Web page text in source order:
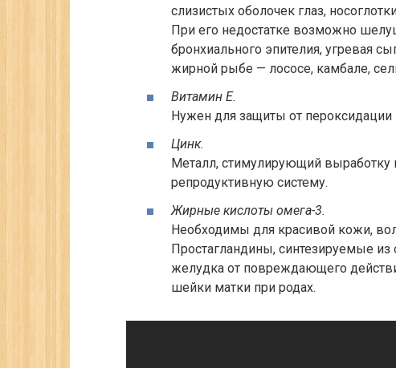
слизистых оболочек глаз,
При его недостатке возможно
бронхиального эпителия, угревая
жирной рыбе — лососе, камбале,
Витамин Е.
Нужен для защиты от пероксидации
Цинк.
Металл, стимулирующий
репродуктивную систему.
Жирные кислоты омега-3.
Необходимы для красивой кожи,
Простагландины, синтезируемые
желудка от повреждающего
шейки матки при родах.